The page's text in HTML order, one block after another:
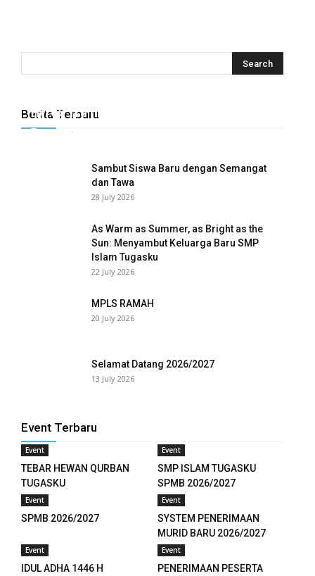
Berita Terbaru
Hyrox Training x Extracuriculer Exhabition
Tugasku -
Sambut Siswa Baru dengan Semangat
dan Tawa
28 July 2026
As Warm as Summer, as Bright as the
Sun: Menyambut Keluarga Baru SMP
Islam Tugasku
22 July 2026
MPLS RAMAH
20 July 2026
Selamat Datang 2026/2027
13 July 2026
Event Terbaru
Event
TEBAR HEWAN QURBAN
TUGASKU
Event
SMP ISLAM TUGASKU
SPMB 2026/2027
Event
SPMB 2026/2027
Event
SYSTEM PENERIMAAN
MURID BARU 2026/2027
Event
IDUL ADHA 1446 H
Event
PENERIMAAN PESERTA